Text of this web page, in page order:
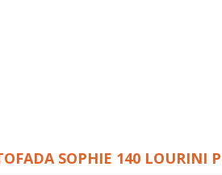
SOPHIE 140 LOURINI